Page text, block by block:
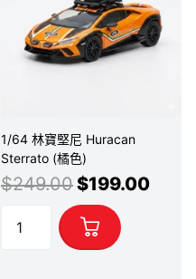
1/64 林寶堅尼 Huracan
Sterrato (橘色)
$249.00$199.00